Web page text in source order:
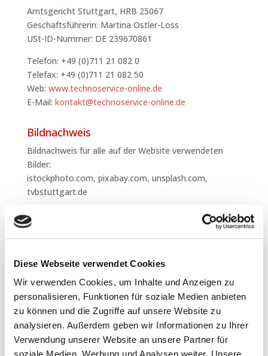
Diese Webseite verwendet Cookies
Wir verwenden Cookies, um Inhalte und Anzeigen zu
personalisieren, Funktionen für soziale Medien anbieten
zu können und die Zugriffe auf unsere Website zu
analysieren. Außerdem geben wir Informationen zu Ihrer
Verwendung unserer Website an unsere Partner für
Amtsgericht Stuttgart, HRB 25067
Geschäftsführerin: Martina Ostler-Loss
USt-ID-Nummer: DE 239670861
Telefon: +49 (0)711 21 082 0
Telefax: +49 (0)711 21 082 50
Web: www.technoservice-online.de
E-Mail: kontakt@technoservice-online.de
Bildnachweis
Bildnachweis für alle auf der Website verwendeten
Bilder:
istockphoto.com, pixabay.com, unsplash.com,
tvbstuttgart.de
Haftungsausschluss
Die Informationen auf dieser Website werden ständig
geprüft und aktualisiert, dennoch sind die
bereitgestellten Informationen unverbindlich und die
TECHNOSERVICE Personal-Dienstleistungen GmbH
behält sich das Recht vor, Änderungen oder
Ergänzungen der bereitgestellten Informationen